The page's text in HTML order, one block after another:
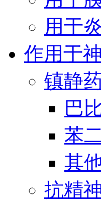
用于
作用于
镇静
巴
苯
其
抗精